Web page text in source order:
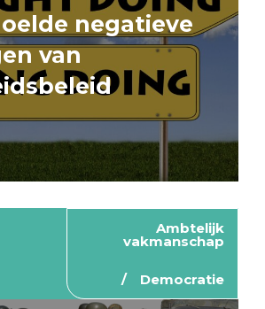
negatieve
van
Ambtelijk
vakmanschap
Democratie